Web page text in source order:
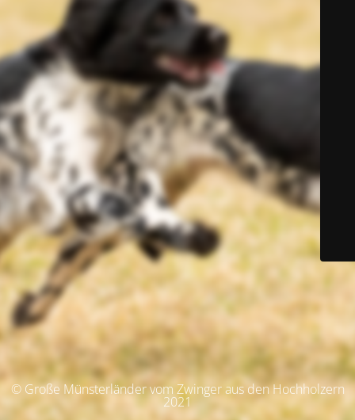
© Große Münsterländer vom Zwinger aus den Hochholzern
2021